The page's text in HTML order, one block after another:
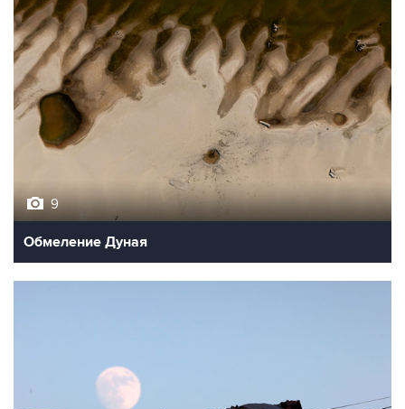
9
Обмеление Дуная